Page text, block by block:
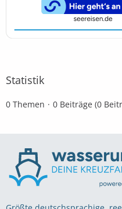
Statistik
0 Themen 0 Beiträge (0